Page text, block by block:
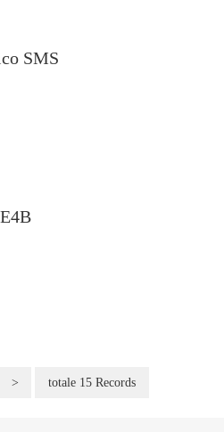
SMS
> totale 15 Records